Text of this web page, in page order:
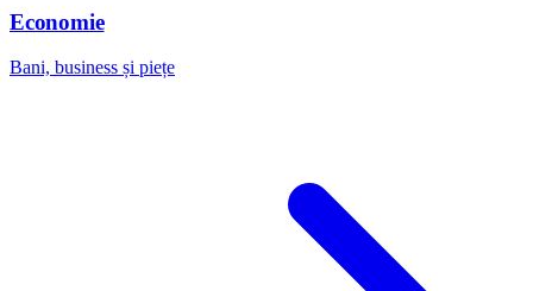
Economie
Bani, business și piețe